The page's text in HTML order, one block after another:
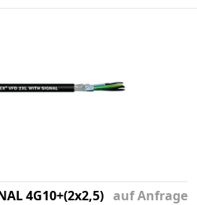
4G10+(2x2,5) auf Anfrage